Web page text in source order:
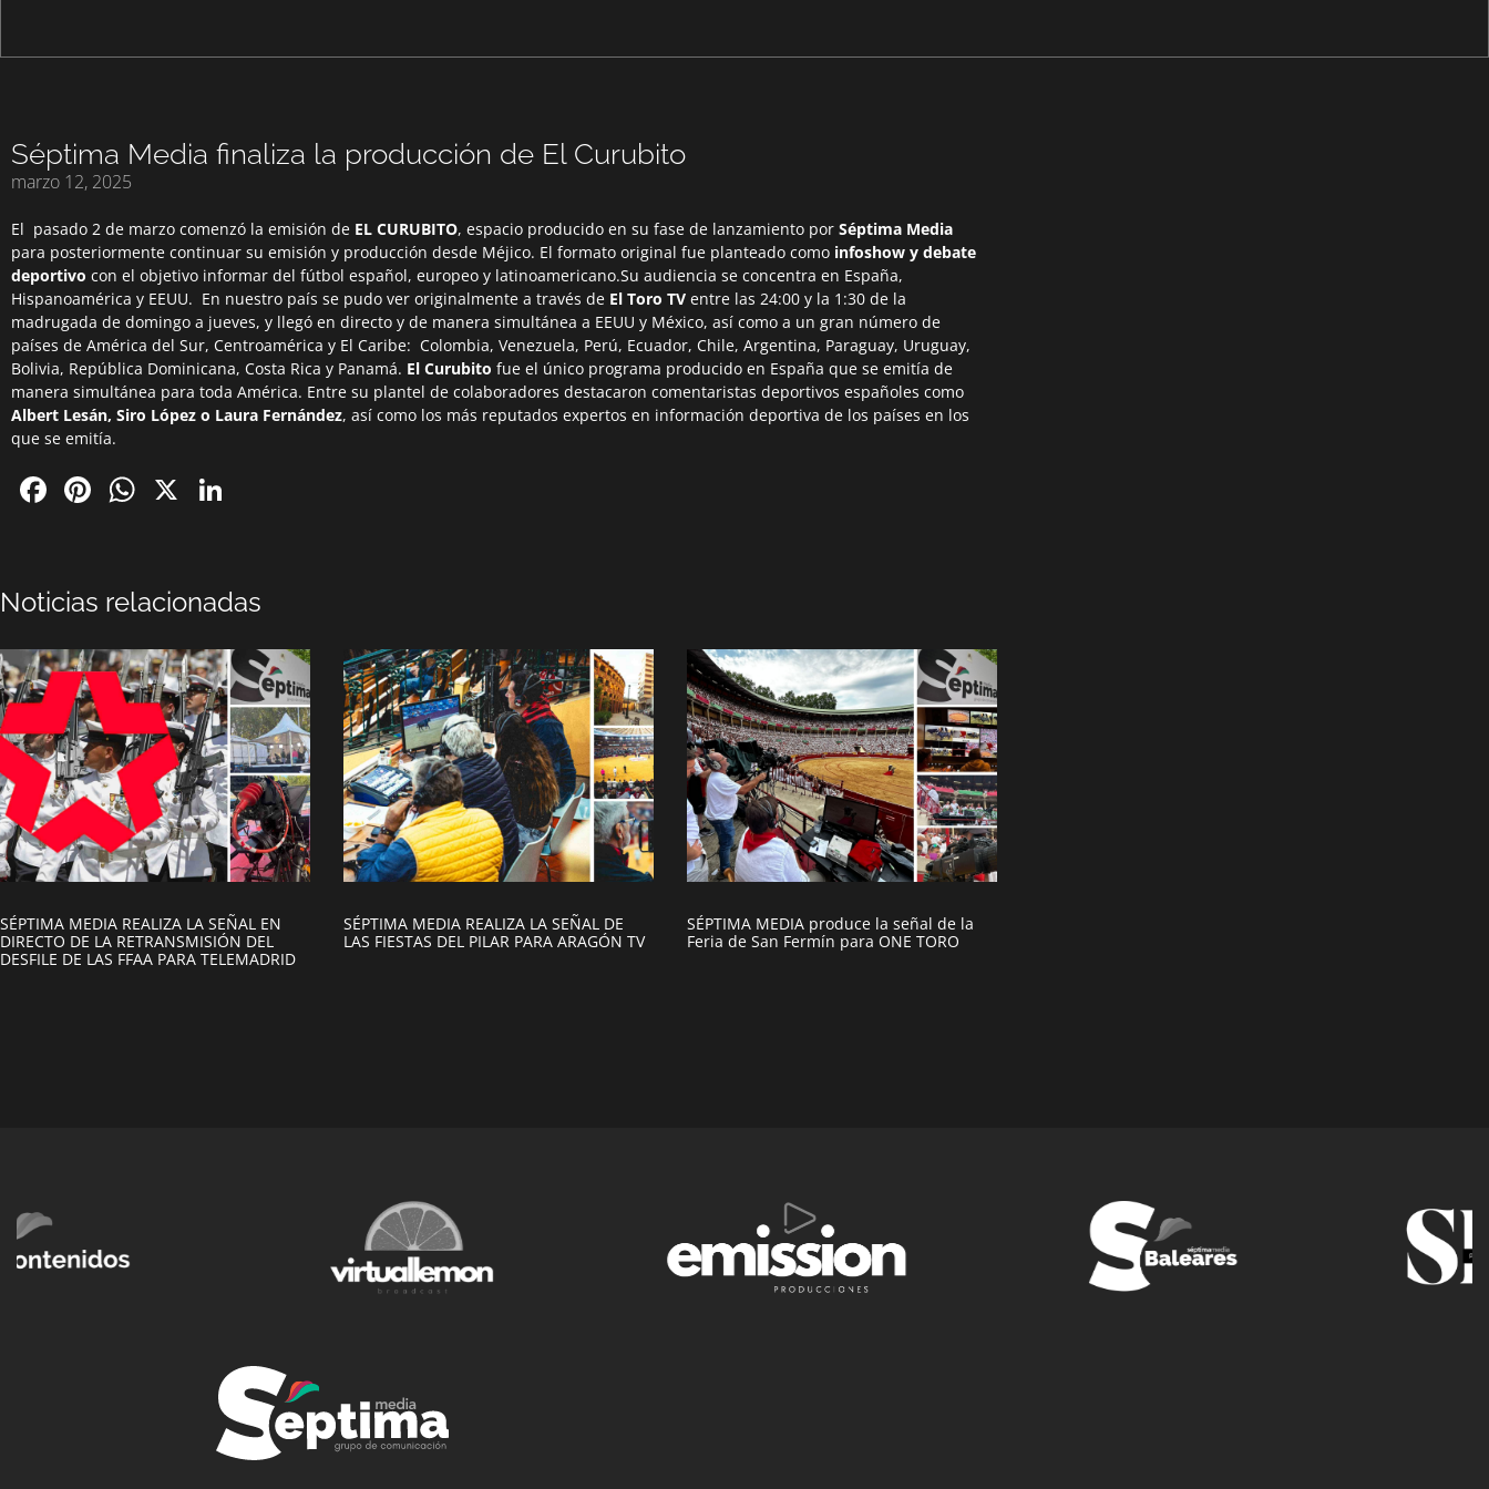
Séptima Media finaliza la producción de El Curubito
marzo 12, 2025
El pasado 2 de marzo comenzó la emisión de EL CURUBITO, espacio producido en su fase de lanzamiento por Séptima Media
para posteriormente continuar su emisión y producción desde Méjico. El formato original fue planteado como infoshow y debate
deportivo con el objetivo informar del fútbol español, europeo y latinoamericano.Su audiencia se concentra en España,
Hispanoamérica y EEUU. En nuestro país se pudo ver originalmente a través de El Toro TV entre las 24:00 y la 1:30 de la
madrugada de domingo a jueves, y llegó en directo y de manera simultánea a EEUU y México, así como a un gran número de
países de América del Sur, Centroamérica y El Caribe: Colombia, Venezuela, Perú, Ecuador, Chile, Argentina, Paraguay, Uruguay,
Bolivia, República Dominicana, Costa Rica y Panamá. El Curubito fue el único programa producido en España que se emitía de
manera simultánea para toda América. Entre su plantel de colaboradores destacaron comentaristas deportivos españoles como
Albert Lesán, Siro López o Laura Fernández, así como los más reputados expertos en información deportiva de los países en los
que se emitía.
Facebook
Pinterest
WhatsApp
X
Noticias relacionadas
SÉPTIMA MEDIA REALIZA LA SEÑAL EN
DIRECTO DE LA RETRANSMISIÓN DEL
DESFILE DE LAS FFAA PARA TELEMADRID
SÉPTIMA MEDIA REALIZA LA SEÑAL DE
LAS FIESTAS DEL PILAR PARA ARAGÓN TV
SÉPTIMA MEDIA produce la señal de la
Feria de San Fermín para ONE TORO